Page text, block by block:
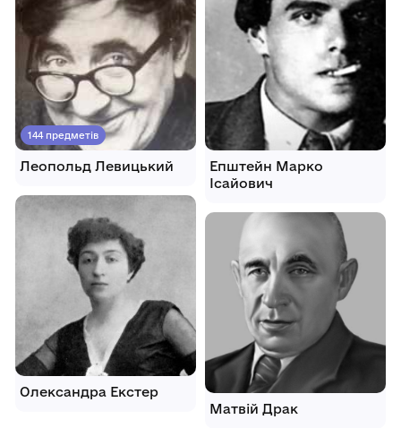
144 предметів
Леопольд Левицький
Олександра Екстер
Епштейн Марко
Ісайович
Матвій Драк